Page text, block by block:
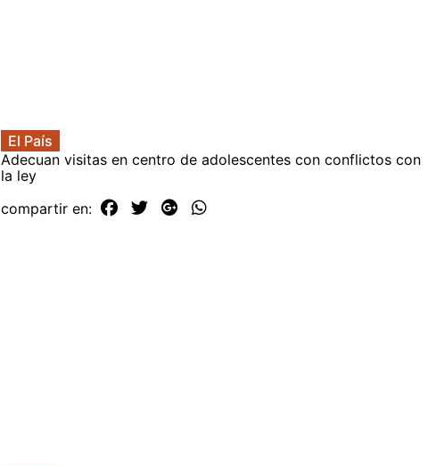
El País
Adecuan visitas en centro de adolescentes con conflictos con
la ley
compartir en: